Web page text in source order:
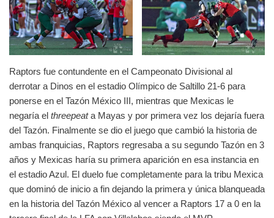
Raptors fue contundente en el Campeonato Divisional al
derrotar a Dinos en el estadio Olímpico de Saltillo 21-6 para
ponerse en el Tazón México III, mientras que Mexicas le
negaría el threepeata Mayas y por primera vez los dejaría fuera
del Tazón. Finalmente se dio el juego que cambió la historia de
ambas franquicias, Raptors regresaba a su segundo Tazón en 3
años y Mexicas haría su primera aparición en esa instancia en
el estadio Azul. El duelo fue completamente para la tribu Mexica
que dominó de inicio a fin dejando la primera y única blanqueada
en la historia del Tazón México al vencer a Raptors 17 a 0 en la